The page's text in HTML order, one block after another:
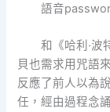
語音
和《哈利·波
貝也需求用咒語
反應了前人以為
任，經由過程念